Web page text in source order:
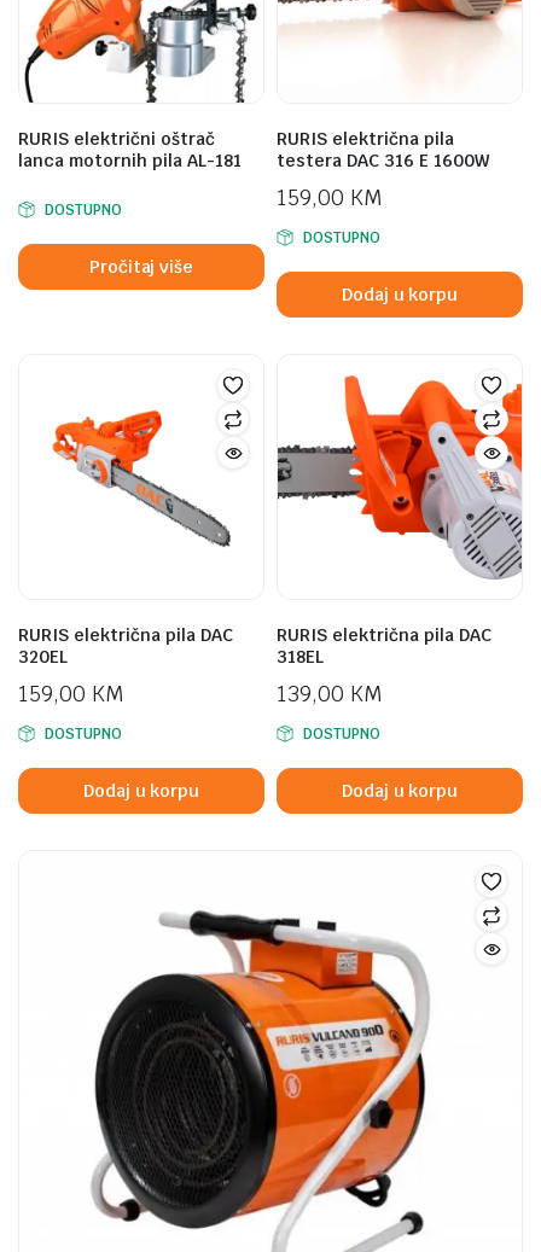
RURIS električni oštrač
lanca motornih pila AL-181
DOSTUPNO
Pročitaj više
RURIS električna pila
testera DAC 316 E 1600W
159,00 KM
DOSTUPNO
Dodaj u korpu
RURIS električna pila DAC
320EL
159,00 KM
DOSTUPNO
Dodaj u korpu
RURIS električna pila DAC
318EL
139,00 KM
DOSTUPNO
Dodaj u korpu